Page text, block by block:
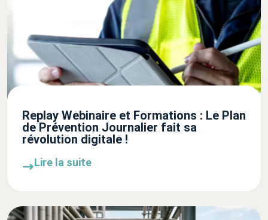
Replay Webinaire et Formations : Le Plan
de Prévention Journalier fait sa
révolution digitale !
Lire la suite